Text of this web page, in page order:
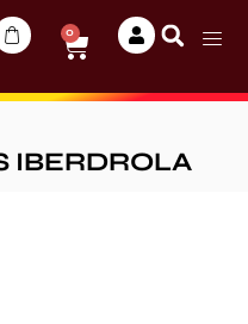
0
IBERDROLA